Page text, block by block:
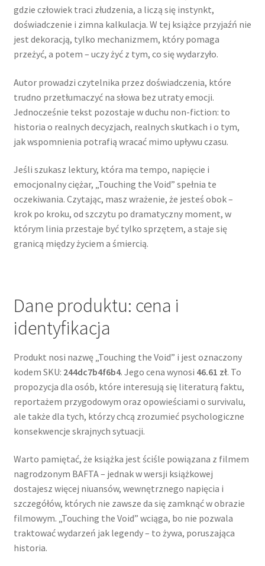
gdzie człowiek traci złudzenia, a liczą się instynkt,
doświadczenie i zimna kalkulacja. W tej książce przyjaźń nie
jest dekoracją, tylko mechanizmem, który pomaga
przeżyć, a potem – uczy żyć z tym, co się wydarzyło.
Autor prowadzi czytelnika przez doświadczenia, które
trudno przetłumaczyć na słowa bez utraty emocji.
Jednocześnie tekst pozostaje w duchu non-fiction: to
historia o realnych decyzjach, realnych skutkach i o tym,
jak wspomnienia potrafią wracać mimo upływu czasu.
Jeśli szukasz lektury, która ma tempo, napięcie i
emocjonalny ciężar, „Touching the Void” spełnia te
oczekiwania. Czytając, masz wrażenie, że jesteś obok –
krok po kroku, od szczytu po dramatyczny moment, w
którym linia przestaje być tylko sprzętem, a staje się
granicą między życiem a śmiercią.
Dane produktu: cena i
identyfikacja
Produkt nosi nazwę „Touching the Void” i jest oznaczony
kodem SKU: 244dc7b4f6b4. Jego cena wynosi 46.61 zł. To
propozycja dla osób, które interesują się literaturą faktu,
reportażem przygodowym oraz opowieściami o survivalu,
ale także dla tych, którzy chcą zrozumieć psychologiczne
konsekwencje skrajnych sytuacji.
Warto pamiętać, że książka jest ściśle powiązana z filmem
nagrodzonym BAFTA – jednak w wersji książkowej
dostajesz więcej niuansów, wewnętrznego napięcia i
szczegółów, których nie zawsze da się zamknąć w obrazie
filmowym. „Touching the Void” wciąga, bo nie pozwala
traktować wydarzeń jak legendy – to żywa, poruszająca
historia.